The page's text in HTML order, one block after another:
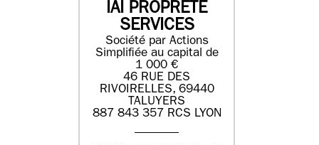
IAI PROPRETE
SERVICES
Société par Actions
Simplifiée au capital de
1 000 €
46 RUE DES
RIVOIRELLES, 69440
TALUYERS
887 843 357 RCS LYON